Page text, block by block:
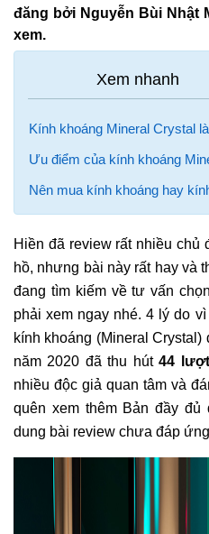
đăng bởi Nguyễn Bùi Nhật
xem.
Kính khoáng Mineral Crystal
Ưu điểm của kính khoáng
Nên mua kính khoáng hay
Hiền đã review rất nhiều chủ
hồ, nhưng bài này rất hay và
đang tìm kiếm về tư vấn
phải xem ngay nhé. 4 lý do
kính khoáng (Mineral
năm 2020 đã thu hút44
nhiều độc giả quan tâm và
quên xem thêm Bản đầy
dung bài review chưa đáp